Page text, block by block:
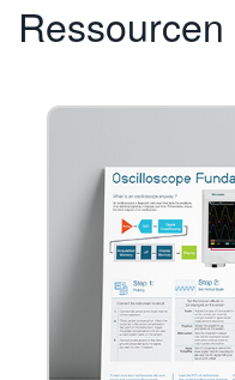
Ressourcen